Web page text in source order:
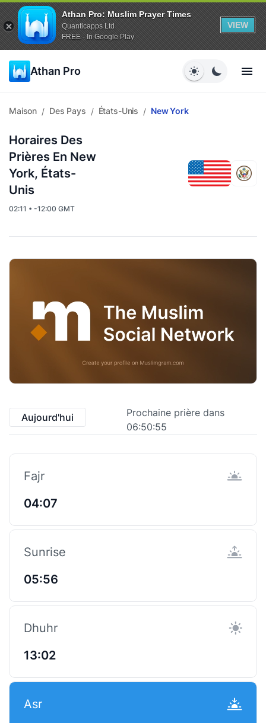
Athan Pro: Muslim Prayer Times
Quanticapps Ltd
FREE - In Google Play
VIEW
Athan Pro
Maison / Des Pays / États-Unis / New York
Horaires Des
Prières En New
York, États-
Unis
02:11 • -12:00 GMT
Aujourd'hui
Prochaine prière dans
06:50:55
Fajr
04:07
Sunrise
05:56
Dhuhr
13:02
Asr